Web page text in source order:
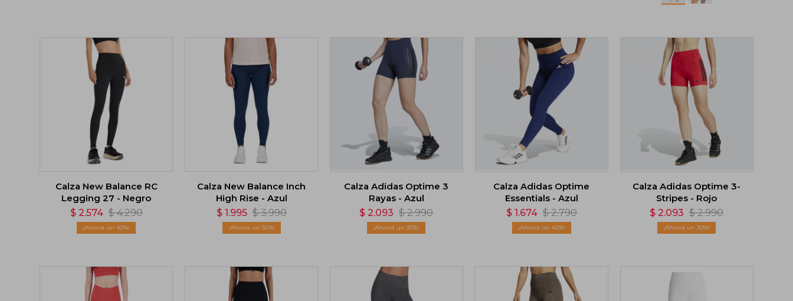
Calza New Balance RC
Legging 27 - Negro
$ 2.574 $ 4.290
40
Calza New Balance Inch
High Rise - Azul
$ 1.995 $ 3.990
50
Calza Adidas Optime 3
Rayas - Azul
$ 2.093 $ 2.990
30
Calza Adidas Optime
Essentials - Azul
$ 1.674 $ 2.790
40
Calza Adidas Optime 3-
Stripes - Rojo
$ 2.093 $ 2.990
30